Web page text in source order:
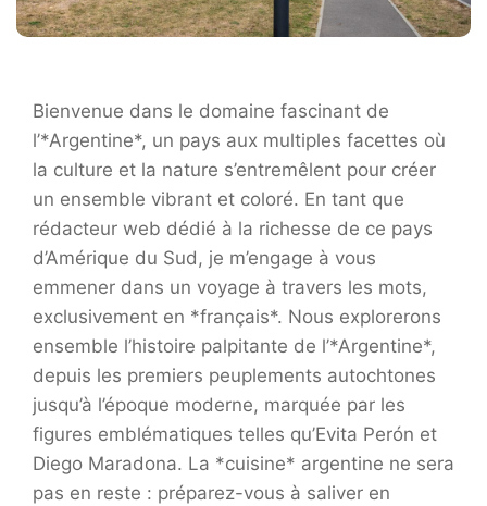
Bienvenue dans le domaine fascinant de
l’*Argentine*, un pays aux multiples facettes où
la culture et la nature s’entremêlent pour créer
un ensemble vibrant et coloré. En tant que
rédacteur web dédié à la richesse de ce pays
d’Amérique du Sud, je m’engage à vous
emmener dans un voyage à travers les mots,
exclusivement en *français*. Nous explorerons
ensemble l’histoire palpitante de l’*Argentine*,
depuis les premiers peuplements autochtones
jusqu’à l’époque moderne, marquée par les
figures emblématiques telles qu’Evita Perón et
Diego Maradona. La *cuisine* argentine ne sera
pas en reste : préparez-vous à saliver en